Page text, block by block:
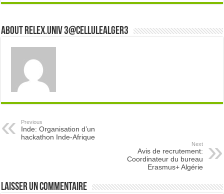
About Relex.Univ 3@cellulealger3
Previous
Inde: Organisation d’un
hackathon Inde-Afrique
Next
Avis de recrutement:
Coordinateur du bureau
Erasmus+ Algérie
Laisser un commentaire